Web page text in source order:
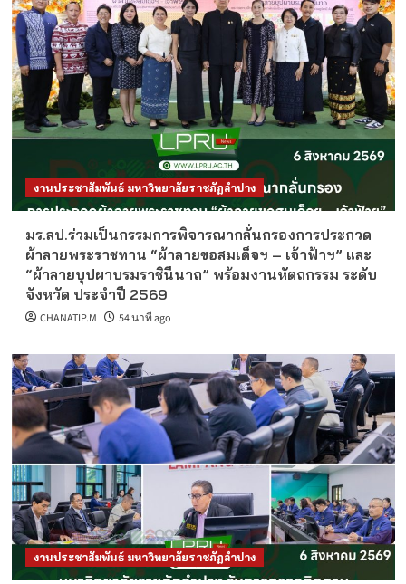
งานประชาสัมพันธ์ มหาวิทยาลัยราชภัฏลำปาง
มร.ลป.ร่วมเป็นกรรมการพิจารณากลั่นกรองการประกวด
ผ้าลายพระราชทาน “ผ้าลายขอสมเด็จฯ – เจ้าฟ้าฯ” และ
“ผ้าลายบุปผาบรมราชินีนาถ” พร้อมงานหัตถกรรม ระดับ
จังหวัด ประจำปี 2569
CHANATIP.M 54 นาที ago
งานประชาสัมพันธ์ มหาวิทยาลัยราชภัฏลำปาง